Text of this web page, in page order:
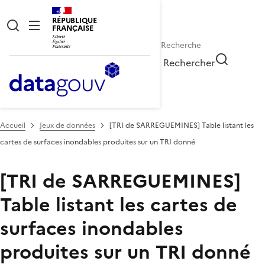
RÉPUBLIQUE
FRANÇAISE
Rechercher
Accueil Jeux de données
[TRI de SARREGUEMINES] Table listant les
cartes de surfaces inondables produites sur un TRI donné
[TRI de SARREGUEMINES]
Table listant les cartes de
surfaces inondables
produites sur un TRI donné